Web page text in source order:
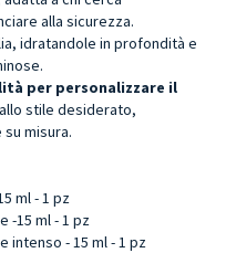
alla sicurezza.
idratandole in profondità e
per personalizzare il
stile desiderato,
misura.
ml - 1 pz
-15 ml - 1 pz
intenso - 15 ml - 1 pz